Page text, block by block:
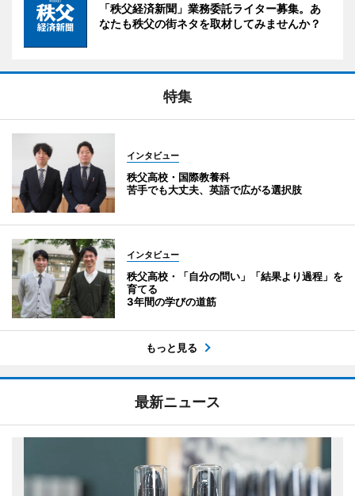
「秩父経済新聞」業務委託ライター募集。あ
なたも秩父の街ネタを取材してみませんか？
特集
インタビュー
秩父高校・国際教養科
苦手でも大丈夫、英語で広がる選択肢
インタビュー
秩父高校・「自分の問い」「結果より過程」を
育てる
3年間の学びの道筋
もっと見る
最新ニュース